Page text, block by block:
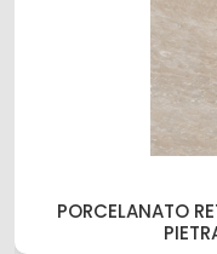
PORCELANATO